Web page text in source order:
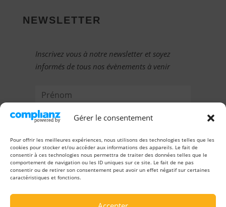
Gérer le consentement
Pour offrir les meilleures expériences, nous utilisons des technologies telles que les
cookies pour stocker et/ou accéder aux informations des appareils. Le fait de
consentir à ces technologies nous permettra de traiter des données telles que le
comportement de navigation ou les ID uniques sur ce site. Le fait de ne pas
consentir ou de retirer son consentement peut avoir un effet négatif sur certaines
caractéristiques et fonctions.
NEWSLETTER
Inscrivez vous à notre newsletter et soyez
informés de tous nos évènements à venir
JE M'INSCRIS